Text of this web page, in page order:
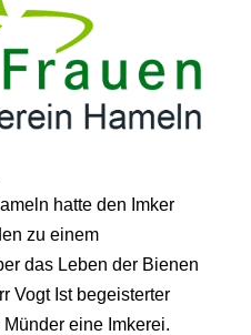
hatte den Imker
zu einem
das Leben der Bienen
Vogt Ist begeisterter
eine Imkerei.